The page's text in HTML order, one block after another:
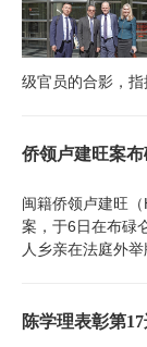
级官员的合影，
侨领卢建旺案
闽籍侨领卢建旺
案，于6日在布碌
人乡亲在法庭外
陈学理表彰第